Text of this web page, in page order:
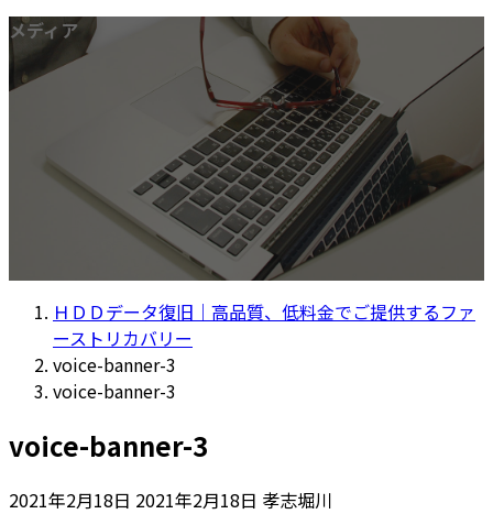
メディア
ＨＤＤデータ復旧｜高品質、低料金でご提供するファ
ーストリカバリー
voice-banner-3
voice-banner-3
voice-banner-3
2021年2月18日 最
2021年2月18日 孝志堀川